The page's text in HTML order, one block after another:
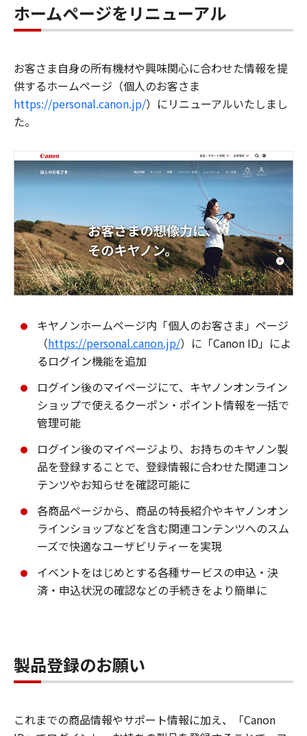
ホームページをリニューアル
お客さま自身の所有機材や興味関心に合わせた情報を提
供するホームページ（個人のお客さま
https://personal.canon.jp/）にリニューアルいたしまし
た。
キヤノンホームページ内「個人のお客さま」ページ
（https://personal.canon.jp/）に「Canon ID」によ
るログイン機能を追加
ログイン後のマイページにて、キヤノンオンライン
ショップで使えるクーポン・ポイント情報を一括で
管理可能
ログイン後のマイページより、お持ちのキヤノン製
品を登録することで、登録情報に合わせた関連コン
テンツやお知らせを確認可能に
各商品ページから、商品の特長紹介やキヤノンオン
ラインショップなどを含む関連コンテンツへのスム
ーズで快適なユーザビリティーを実現
イベントをはじめとする各種サービスの申込・決
済・申込状況の確認などの手続きをより簡単に
製品登録のお願い
これまでの商品情報やサポート情報に加え、「Canon